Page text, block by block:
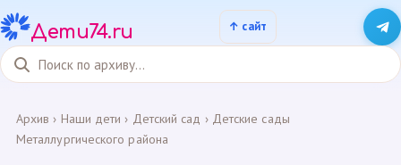
Дети74.ru
Архив › Наши дети › Детский сад › Детские сады
Металлургического района